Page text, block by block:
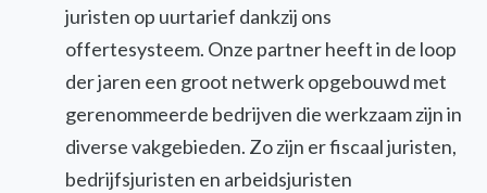
juristen op uurtarief dankzij ons
offertesysteem. Onze partner heeft in de loop
der jaren een groot netwerk opgebouwd met
gerenommeerde bedrijven die werkzaam zijn in
diverse vakgebieden. Zo zijn er fiscaal juristen,
bedrijfsjuristen en arbeidsjuristen